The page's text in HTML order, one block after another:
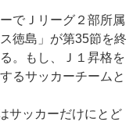
でＪリーグ２部所属
徳島」が第35節を終
。もし、Ｊ１昇格を
るサッカーチームと
サッカーだけにとど